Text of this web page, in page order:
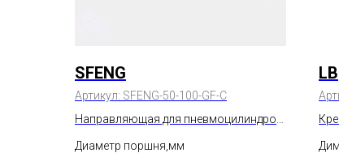
SFENG
Артикул: SFENG-50-100-GF-C
Направляющая для пневмоцилиндров
Диаметр поршня,мм
LB